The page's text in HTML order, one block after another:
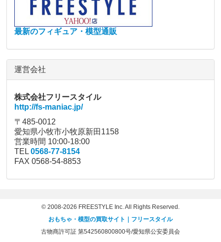
最新のフィギュア・模型通販
運営会社
株式会社フリースタイル
http://fs-maniac.jp/
〒485-0012
愛知県小牧市小牧原新田1158
営業時間 10:00-18:00
TEL0568-77-8154
FAX 0568-54-8853
© 2008-2026 FREESTYLE Inc. All Rights Reserved.
おもちゃ・模型の買取サイト｜フリースタイル
古物商許可証 第542560800800号/愛知県公安委員会